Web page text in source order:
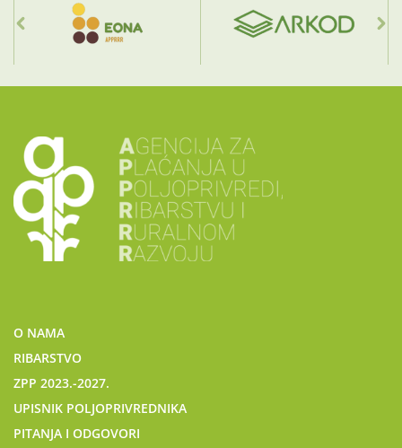
O NAMA
RIBARSTVO
ZPP 2023.-2027.
UPISNIK POLJOPRIVREDNIKA
PITANJA I ODGOVORI